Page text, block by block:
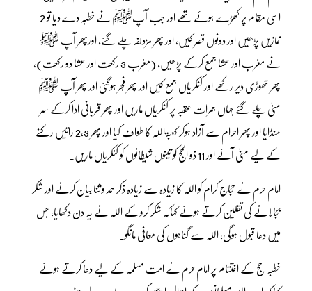
اسی مقام پر کھڑے ہوئے تھے اور جب آپﷺ نے خطبہ دے دیا تو 2
نمازیں پڑھیں اور دونوں قصر کیں، اور پھر مزدلفہ چلے گئے، اورپھر آپ ﷺ
نے مغرب اور عشا جمع کرکے پڑھیں، (مغرب 3 رکعت اور عشا دو رکعت)،
پھر تھوڑی دیر رکھے اور کنکریاں جمع کیں اور پھر فجر ہوگئی اور پھر آپ ﷺ
منیٰ چلے گئے جہاں جمرات عقبہ پر کنکریاں ماریں اور پھر قربانی ادا کرکے سر
منڈایا اور پھر احرام سے آزاد ہوکر کعبۃاللہ کا طواف کیا اور پھر 2،3 راتیں رکنے
کے لیے منیٰ آئے اور 11 ذو الحج کو تینوں شیطانوں کو کنکریاں ماریں۔
امام حرم نے حجاج کرام کو اللہ کا زیادہ سے زیادہ ذکر حمد و ثنا بیان کرنے اور شکر
بجالانے کی تقلین کرتے ہوئے کہاکہ شکر کرو کے اللہ نے یہ دن دکھایا، جس
میں دعا قبول ہوگی، اللہ سے گناہوں کی معافی مانگو۔
خطبہ حج کے اختتام پر امام حرم نے امت مسلمہ کے لیے دعا کرتے ہوئے